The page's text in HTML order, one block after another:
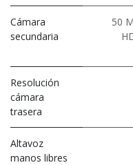
Cámara
secundaria
50
Resolución
cámara
trasera
Altavoz
manos libres